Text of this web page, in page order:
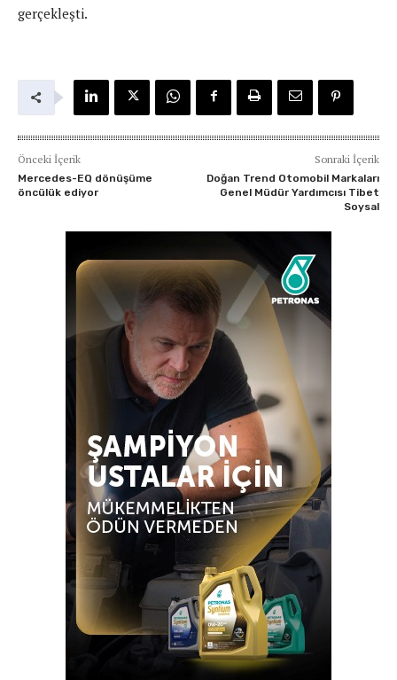
gerçekleşti.
Önceki İçerik
Mercedes-EQ dönüşüme
öncülük ediyor
Sonraki İçerik
Doğan Trend Otomobil Markaları
Genel Müdür Yardımcısı Tibet
Soysal